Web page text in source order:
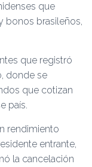
que
bonos brasileños,
que registró
donde se
que cotizan
país.
rendimiento
entrante,
la cancelación